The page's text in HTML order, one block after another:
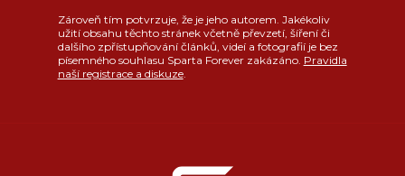
Zároveň tím potvrzuje, že je jeho autorem. Jakékoliv
užití obsahu těchto stránek včetně převzetí, šíření či
dalšího zpřístupňování článků, videí a fotografií je bez
písemného souhlasu Sparta Forever zakázáno. Pravidla
naší registrace a diskuze.